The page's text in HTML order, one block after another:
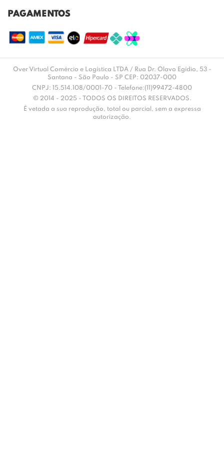
PAGAMENTOS
Over Virtual Comércio e Logística LTDA / Rua Dr. Olavo Egídio, 53 -
Santana - São Paulo - SP CEP: 02037-000
CNPJ: 15.514.108/0001-70 - Telefone:(11)99472-4800
© 2014 - 2025 - TODOS OS DIREITOS RESERVADOS.
É vetada a sua reprodução, total ou parcial, sem a expressa
autorização.